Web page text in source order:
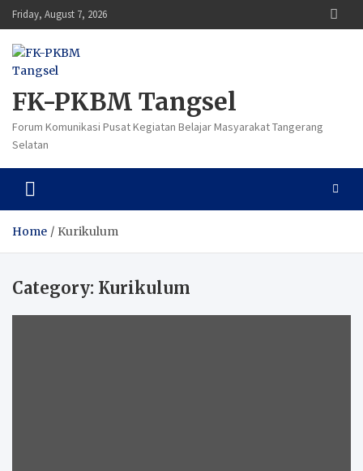
Skip
to
content
Friday, August 7, 2026
FK-PKBM Tangsel
Forum Komunikasi Pusat Kegiatan Belajar Masyarakat Tangerang
Selatan
Home Kurikulum
Category: Kurikulum